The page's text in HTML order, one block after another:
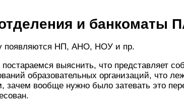
и банкоматы
появляются НП, АНО, НОУ и пр.
выяснить, что представляет
образовательных организаций, что
зачем вообще нужно было затевать это